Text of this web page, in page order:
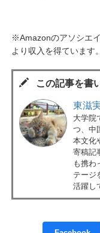
※Amazonのアソシエ
より収入を得ています。
この記事を書
東滋
大学院
つ、中
本文化
寄稿記
も携わ
テージ
活躍し